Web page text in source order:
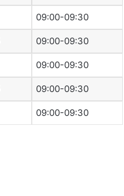
09:00-09:30
09:00-09:30
09:00-09:30
09:00-09:30
09:00-09:30